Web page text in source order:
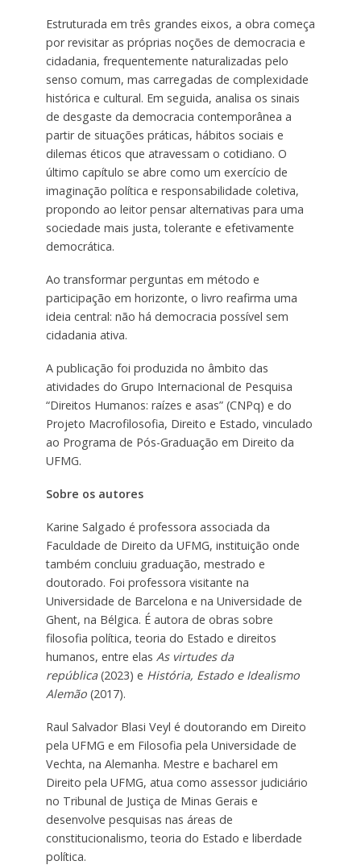
Estruturada em três grandes eixos, a obra começa
por revisitar as próprias noções de democracia e
cidadania, frequentemente naturalizadas pelo
senso comum, mas carregadas de complexidade
histórica e cultural. Em seguida, analisa os sinais
de desgaste da democracia contemporânea a
partir de situações práticas, hábitos sociais e
dilemas éticos que atravessam o cotidiano. O
último capítulo se abre como um exercício de
imaginação política e responsabilidade coletiva,
propondo ao leitor pensar alternativas para uma
sociedade mais justa, tolerante e efetivamente
democrática.
Ao transformar perguntas em método e
participação em horizonte, o livro reafirma uma
ideia central: não há democracia possível sem
cidadania ativa.
A publicação foi produzida no âmbito das
atividades do Grupo Internacional de Pesquisa
“Direitos Humanos: raízes e asas” (CNPq) e do
Projeto Macrofilosofia, Direito e Estado, vinculado
ao Programa de Pós-Graduação em Direito da
UFMG.
Sobre os autores
Karine Salgado é professora associada da
Faculdade de Direito da UFMG, instituição onde
também concluiu graduação, mestrado e
doutorado. Foi professora visitante na
Universidade de Barcelona e na Universidade de
Ghent, na Bélgica. É autora de obras sobre
filosofia política, teoria do Estado e direitos
humanos, entre elas As virtudes da
república(2023) e História, Estado e Idealismo
Alemão(2017).
Raul Salvador Blasi Veyl é doutorando em Direito
pela UFMG e em Filosofia pela Universidade de
Vechta, na Alemanha. Mestre e bacharel em
Direito pela UFMG, atua como assessor judiciário
no Tribunal de Justiça de Minas Gerais e
desenvolve pesquisas nas áreas de
constitucionalismo, teoria do Estado e liberdade
política.